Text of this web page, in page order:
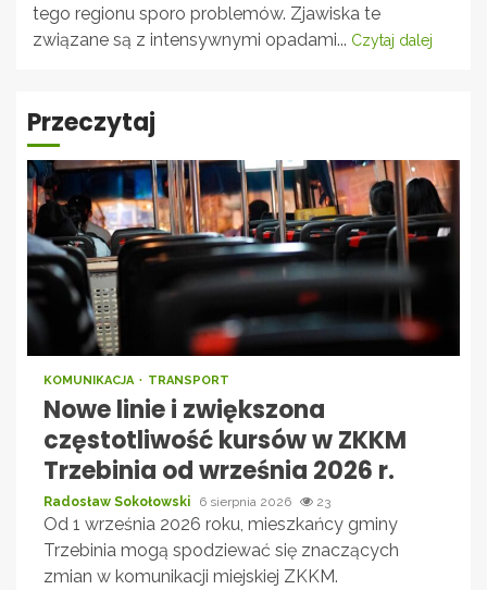
tego regionu sporo problemów. Zjawiska te
związane są z intensywnymi opadami... Czytaj dalej
Przeczytaj
KOMUNIKACJA TRANSPORT
Nowe linie i zwiększona
częstotliwość kursów w ZKKM
Trzebinia od września 2026 r.
Radosław Sokołowski 6 sierpnia 2026 23
Od 1 września 2026 roku, mieszkańcy gminy
Trzebinia mogą spodziewać się znaczących
zmian w komunikacji miejskiej ZKKM.